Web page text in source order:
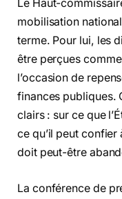
Le Haut-
mobilisation
terme. Pour lui, les
être perçues
l’occasion de
finances publiques.
clairs : sur ce que
ce qu’il peut confier
doit peut-être
La conférence de